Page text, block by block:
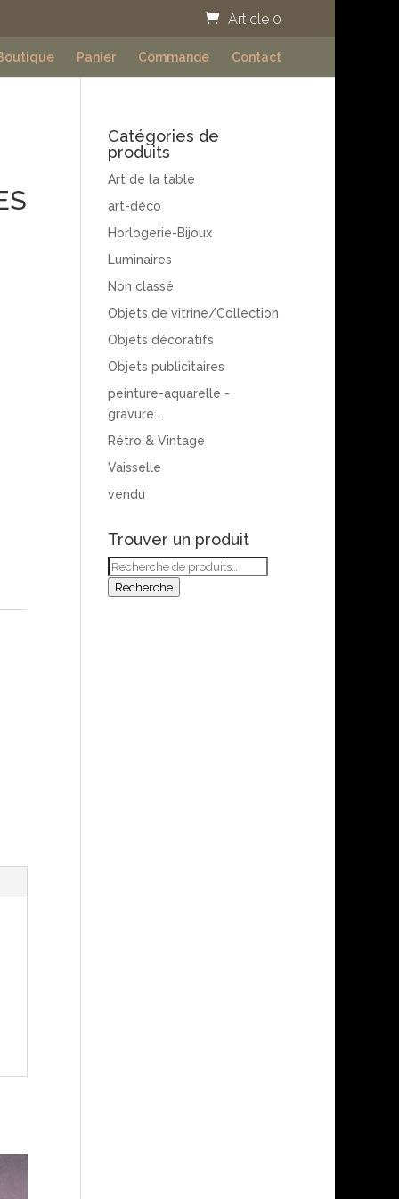
Article 0
Panier Commande Contact
Catégories de
produits
Art de la table
art-déco
Horlogerie-Bijoux
Luminaires
Non classé
Objets de vitrine/Collection
Objets décoratifs
Objets publicitaires
peinture-aquarelle -
gravure....
Rétro & Vintage
Vaisselle
vendu
Trouver un produit
Recherche
pour :
Recherche